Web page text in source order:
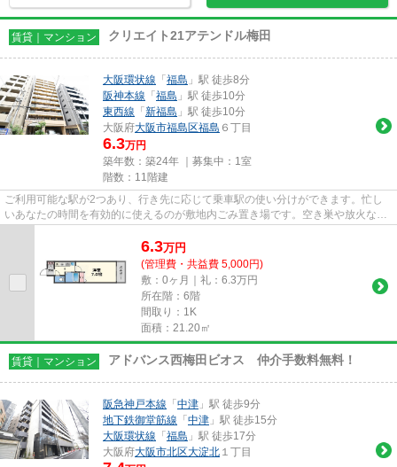
賃貸｜マンション クリエイト21アテンドル梅田
大阪環状線 「 福島 」駅 徒歩8分
阪神本線 「 福島 」駅 徒歩10分
東西線 「 新福島 」駅 徒歩10分
大阪府大阪市福島区福島 ６丁目
6.3万円
築年数：築24年 ｜募集中： 1室
階数：11階建
ご利用可能な駅が2つあり、行き先に応じて乗車駅の使い分けができます。忙し
いあなたの時間を有効的に使えるのが敷地内ごみ置き場です。空き巣や放火など
6.3万円
(管理費・共益費 5,000円)
敷：0ヶ月｜礼：6.3万円
所在階：6階
間取り：1K
面積：21.20㎡
賃貸｜マンション アドバンス西梅田ビオス 仲介手数料無料！
阪急神戸本線 「 中津 」駅 徒歩9分
地下鉄御堂筋線 「 中津 」駅 徒歩15分
大阪環状線 「 福島 」駅 徒歩17分
大阪府大阪市北区大淀北 １丁目